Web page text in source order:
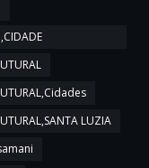
LUZIA